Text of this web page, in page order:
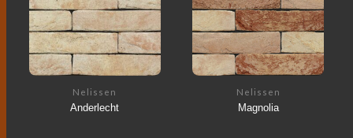
Nelissen
Anderlecht
Nelissen
Magnolia